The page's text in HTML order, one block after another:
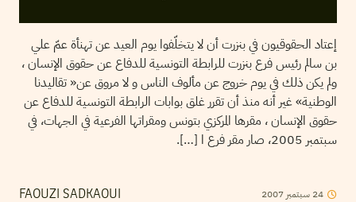
إعتاد الحقوقيون في بنزرت أن لا يتخلّفوا يوم العيد عن تهنأة عمّ علي
بن سالم رئيس فرع بنزرت للرابطة التونسية للدفاع عن حقوق الإنسان ،
ولم يكن ذلك في يوم خروج عن مألوف الناس و لا مروق عن« تقاليدنا
الوطنية» غير أنه منذ أن تقرر غلق بوابات الرابطة التونسية للدفاع عن
حقوق الإنسان ، مقرها المركزي بتونس ومقراتها الفرعية في الجهات، في
سبتمبر 2005، صار مقر فرع ا […].
FAOUZI SADKAOUI 24 سبتمبر 2007